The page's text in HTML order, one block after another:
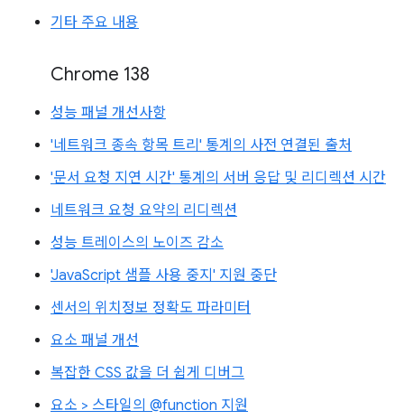
기타 주요 내용
Chrome 138
성능 패널 개선사항
'네트워크 종속 항목 트리' 통계의 사전 연결된 출처
'문서 요청 지연 시간' 통계의 서버 응답 및 리디렉션 시간
네트워크 요청 요약의 리디렉션
성능 트레이스의 노이즈 감소
'JavaScript 샘플 사용 중지' 지원 중단
센서의 위치정보 정확도 파라미터
요소 패널 개선
복잡한 CSS 값을 더 쉽게 디버그
요소 > 스타일의 @function 지원